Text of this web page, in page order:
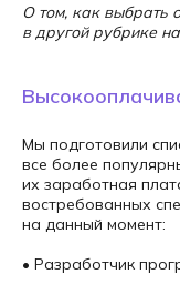
О том, как выбрать
в другой рубрике
Мы подготовили
все более
их заработная
востребованных
на данный момент:
• Разработчик